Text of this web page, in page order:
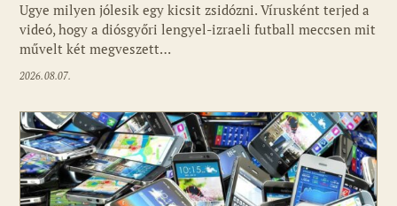
Ugye milyen jólesik egy kicsit zsidózni. Vírusként terjed a
videó, hogy a diósgyőri lengyel-izraeli futball meccsen mit
művelt két megveszett…
2026.08.07.